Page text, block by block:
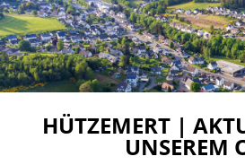
HÜTZEMERT |
UNSEREM